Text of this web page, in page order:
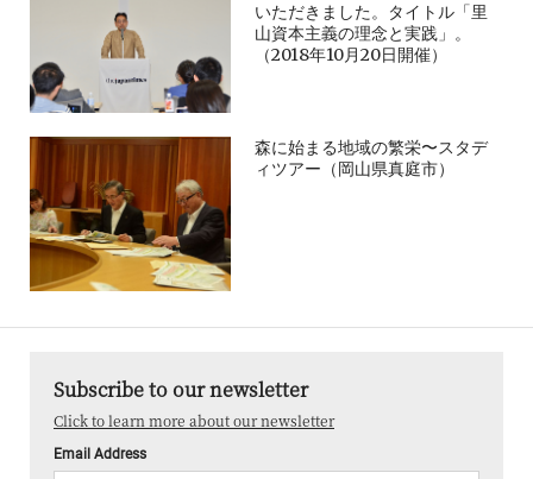
いただきました。タイトル「里
山資本主義の理念と実践」。
（2018年10月20日開催）
森に始まる地域の繁栄〜スタデ
ィツアー（岡山県真庭市）
Subscribe to our newsletter
Click to learn more about our newsletter
Email Address